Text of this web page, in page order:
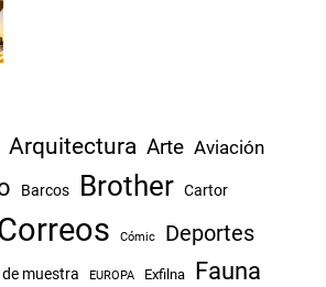
Arquitectura Arte Aviación
Barcos Brother Cartor
Cómic Deportes
muestra EUROPA Exfilna Fauna